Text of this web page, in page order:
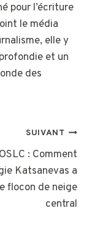
pour l’écriture
le média
elle y
et un
des
SUIVANT
: Comment
Katsanevas a
flocon de neige
central